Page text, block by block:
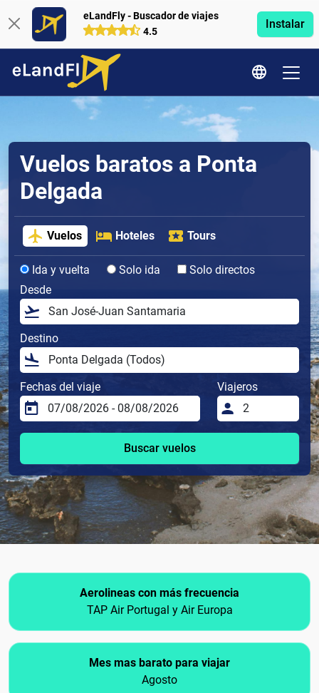
eLandFly - Buscador de viajes
4.5
Instalar
Vuelos baratos a Ponta
Delgada
Vuelos Hoteles Tours
Ida y vuelta Solo ida
Solo directos
Desde
Destino
Fechas del viaje Viajeros
Buscar vuelos
Aerolineas con más frecuencia
TAP Air Portugal y Air Europa
Mes mas barato para viajar
Agosto